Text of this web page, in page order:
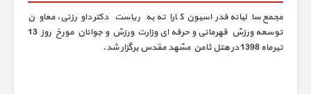
مجمع سالیانه فدراسیون کاراته به ریاست دکتر داورزنی، معاون
توسعه ورزش قهرمانی و حرفه ای وزارت ورزش و جوانان مورخ روز 13
تیرماه 1398 در هتل ثامن مشهد مقدس برگزار شد.